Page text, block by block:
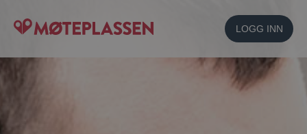
LOGG INN